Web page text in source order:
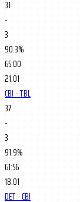
31
-
3
90.3%
65:00
21.01
CBJ - TBL
37
-
3
91.9%
61:56
18.01
DET - CBJ